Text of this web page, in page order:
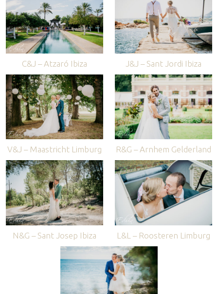
C&J – Atzaró Ibiza J&J – Sant Jordi Ibiza
V&J – Maastricht Limburg R&G – Arnhem Gelderland
N&G – Sant Josep Ibiza L&L – Roosteren Limburg